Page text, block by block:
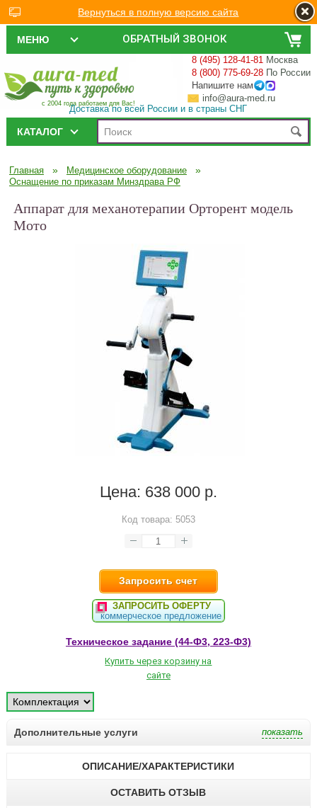
ОБРАТНЫЙ ЗВОНОК
МЕНЮ
с 2004 года работаем для Вас!
8 (495) 128-41-81 Москва
8 (800) 775-69-28 По России
Напишите нам
info@aura-med.ru
Доставка по всей России и в страны СНГ
КАТАЛОГ
Главная » Медицинское оборудование »
Оснащение по приказам Минздрава РФ
Аппарат для механотерапии Орторент модель
Мото
Цена: 638 000 р.
Код товара: 5053
Запросить счет
ЗАПРОСИТЬ ОФЕРТУ
коммерческое предложение
Техническое задание (44-Ф3, 223-Ф3)
Купить через корзину на
сайте
Дополнительные услуги
ОПИСАНИЕ/ХАРАКТЕРИСТИКИ
ОСТАВИТЬ ОТЗЫВ
Вернуться в полную версию сайта